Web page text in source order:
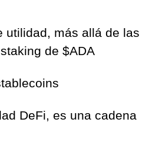
utilidad, más allá de las
de $ADA
DeFi, es una cadena